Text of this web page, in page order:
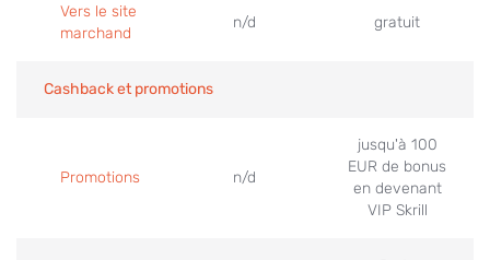
Vers le site
marchand
n/d gratuit
Cashback et promotions
Promotions n/d
jusqu'à 100
EUR de bonus
en devenant
VIP Skrill